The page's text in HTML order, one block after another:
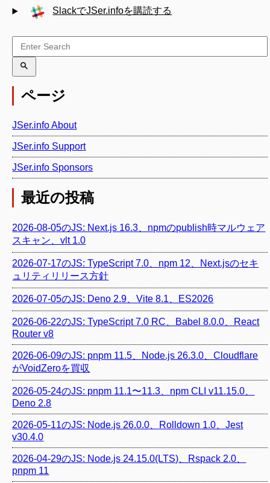
SlackでJSer.infoを購読する
ページ
JSer.info About
JSer.info Support
JSer.info Sponsors
最近の投稿
2026-08-05のJS: Next.js 16.3、npmのpublish時マルウェア
スキャン、vlt 1.0
2026-07-17のJS: TypeScript 7.0、npm 12、Next.jsのセキ
ュリティリリース方針
2026-07-05のJS: Deno 2.9、Vite 8.1、ES2026
2026-06-22のJS: TypeScript 7.0 RC、Babel 8.0.0、React
Router v8
2026-06-09のJS: pnpm 11.5、Node.js 26.3.0、Cloudflare
がVoidZeroを買収
2026-05-24のJS: pnpm 11.1〜11.3、npm CLI v11.15.0、
Deno 2.8
2026-05-11のJS: Node.js 26.0.0、Rolldown 1.0、Jest
v30.4.0
2026-04-29のJS: Node.js 24.15.0(LTS)、Rspack 2.0、
pnpm 11